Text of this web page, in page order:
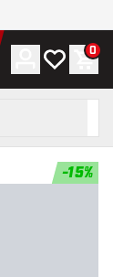
Compte
Ma liste0
-15%